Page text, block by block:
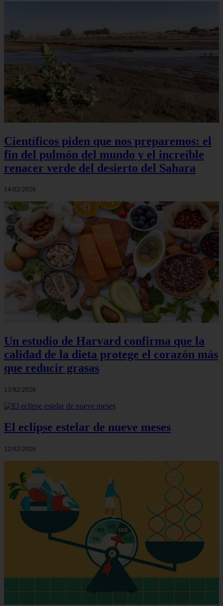
Científicos piden que nos preparemos: el
fin del pulmón del mundo y el increíble
renacer verde del desierto del Sahara
14/02/2026
Un estudio de Harvard confirma que la
calidad de la dieta protege el corazón más
que reducir grasas
13/02/2026
El eclipse estelar de nueve meses
12/02/2026